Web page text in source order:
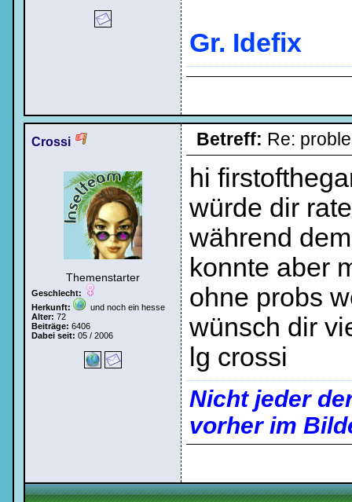
Gr. Idefix
Crossi
Themenstarter
Geschlecht:
Herkunft:
und noch ein hesse
Alter: 72
Beiträge: 6406
Dabei seit: 05 / 2006
Betreff: Re:
hi
würde dir
während
konnte aber
ohne probs
wünsch dir
lg crossi
Nicht jeder
vorher im